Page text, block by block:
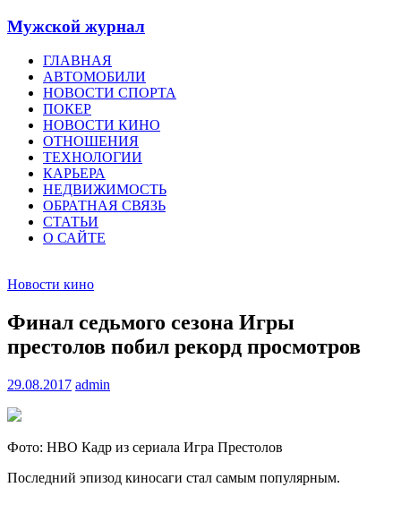
Мужской журнал
ГЛАВНАЯ
АВТОМОБИЛИ
НОВОСТИ СПОРТА
ПОКЕР
НОВОСТИ КИНО
ОТНОШЕНИЯ
ТЕХНОЛОГИИ
КАРЬЕРА
НЕДВИЖИМОСТЬ
ОБРАТНАЯ СВЯЗЬ
СТАТЬИ
О САЙТЕ
Новости кино
Финал седьмого сезона Игры
престолов побил рекорд просмотров
29.08.2017 admin
Фото: HBO Кадр из сериала Игра Престолов
Последний эпизод киносаги стал самым популярным.